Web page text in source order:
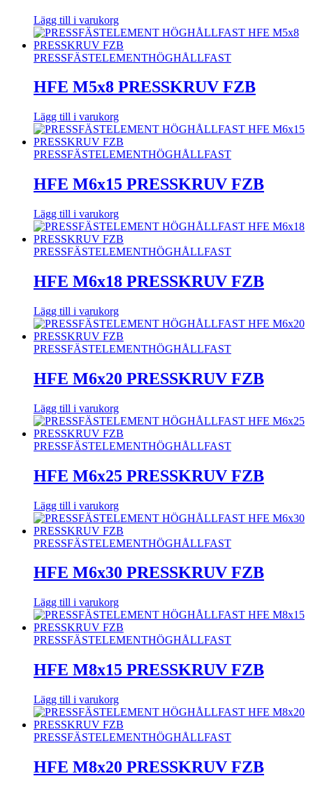
Lägg till i varukorg
PRESSFÄSTELEMENTHÖGHÅLLFAST
HFE M5x8 PRESSKRUV FZB
Lägg till i varukorg
PRESSFÄSTELEMENTHÖGHÅLLFAST
HFE M6x15 PRESSKRUV FZB
Lägg till i varukorg
PRESSFÄSTELEMENTHÖGHÅLLFAST
HFE M6x18 PRESSKRUV FZB
Lägg till i varukorg
PRESSFÄSTELEMENTHÖGHÅLLFAST
HFE M6x20 PRESSKRUV FZB
Lägg till i varukorg
PRESSFÄSTELEMENTHÖGHÅLLFAST
HFE M6x25 PRESSKRUV FZB
Lägg till i varukorg
PRESSFÄSTELEMENTHÖGHÅLLFAST
HFE M6x30 PRESSKRUV FZB
Lägg till i varukorg
PRESSFÄSTELEMENTHÖGHÅLLFAST
HFE M8x15 PRESSKRUV FZB
Lägg till i varukorg
PRESSFÄSTELEMENTHÖGHÅLLFAST
HFE M8x20 PRESSKRUV FZB